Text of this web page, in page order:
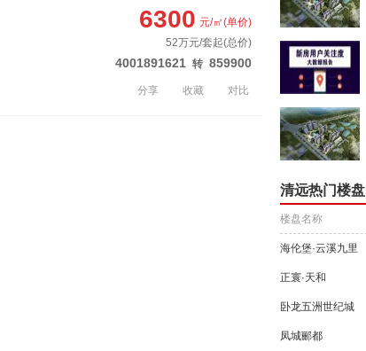
4001891621 转 859900
6300 元/㎡(单价)
52万元/套起(总价)
分享 收藏 对比
清远热门楼盘
楼盘名称
海伦堡·云溪九里
正寰·天和
卧龙五洲世纪城
凤城郦都